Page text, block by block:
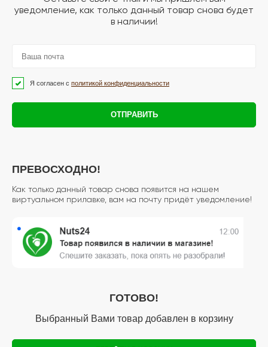
уведомление, как только данный товар снова будет
в наличии!
Я согласен с политикой конфиденциальности
ОТПРАВИТЬ
ПРЕВОСХОДНО!
Как только данный товар снова появится на нашем
виртуальном прилавке, вам на почту придёт уведомление!
ГОТОВО!
Выбранный Вами товар добавлен в корзину